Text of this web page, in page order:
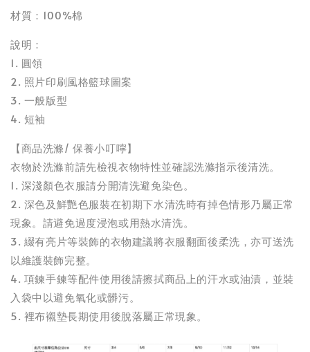
材質：100%棉
說明：
1. 圓領
2. 照片印刷風格籃球圖案
3. 一般版型
4. 短袖
【商品洗滌/ 保養小叮嚀】
衣物於洗滌前請先檢視衣物特性並確認洗滌指示後清洗。
1. 深淺顏色衣服請分開清洗避免染色。
2. 深色及鮮艷色服裝在初期下水清洗時有掉色情形乃屬正常
現象。請避免過度浸泡或用熱水清洗。
3. 綴有亮片等裝飾的衣物建議將衣服翻面後柔洗，亦可送洗
以維護裝飾完整。
4. 項鍊手鍊等配件使用後請擦拭商品上的汗水或油漬，並裝
入袋中以避免氧化或髒污。
5. 裡布襯墊長期使用後脫落屬正常現象。